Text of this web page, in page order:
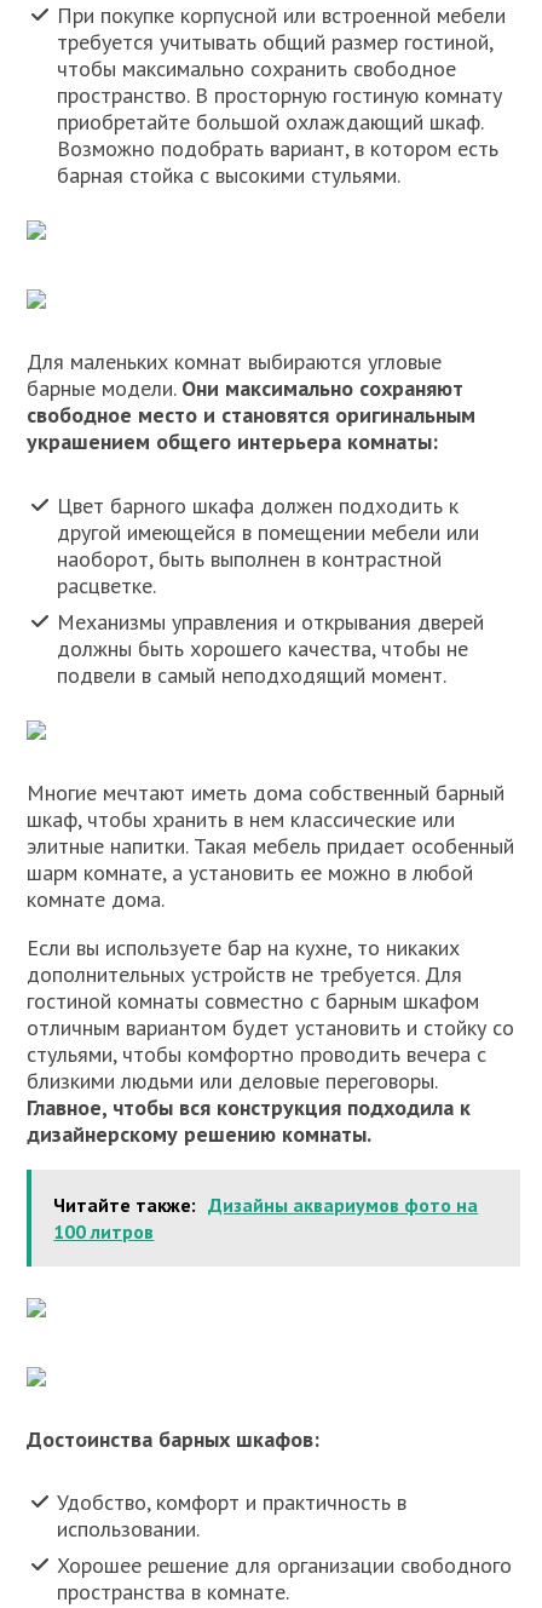
При покупке корпусной или встроенной мебели
требуется учитывать общий размер гостиной,
чтобы максимально сохранить свободное
пространство. В просторную гостиную комнату
приобретайте большой охлаждающий шкаф.
Возможно подобрать вариант, в котором есть
барная стойка с высокими стульями.
Для маленьких комнат выбираются угловые
барные модели. Они максимально сохраняют
свободное место и становятся оригинальным
украшением общего интерьера комнаты:
Цвет барного шкафа должен подходить к
другой имеющейся в помещении мебели или
наоборот, быть выполнен в контрастной
расцветке.
Механизмы управления и открывания дверей
должны быть хорошего качества, чтобы не
подвели в самый неподходящий момент.
Многие мечтают иметь дома собственный барный
шкаф, чтобы хранить в нем классические или
элитные напитки. Такая мебель придает особенный
шарм комнате, а установить ее можно в любой
комнате дома.
Если вы используете бар на кухне, то никаких
дополнительных устройств не требуется. Для
гостиной комнаты совместно с барным шкафом
отличным вариантом будет установить и стойку со
стульями, чтобы комфортно проводить вечера с
близкими людьми или деловые переговоры.
Главное, чтобы вся конструкция подходила к
дизайнерскому решению комнаты.
Читайте также: Дизайны аквариумов фото на
100 литров
Достоинства барных шкафов:
Удобство, комфорт и практичность в
использовании.
Хорошее решение для организации свободного
пространства в комнате.